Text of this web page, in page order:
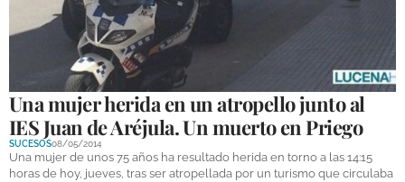
Una mujer herida en un atropello junto al
IES Juan de Aréjula. Un muerto en Priego
SUCESOS08/05/2014
Una mujer de unos 75 años ha resultado herida en torno a las 14:15
horas de hoy, jueves, tras ser atropellada por un turismo que circulaba